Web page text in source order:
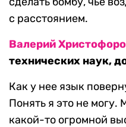
с расстоянием.
Валерий
технических наук,
Как у нее язык
Понять я это не могу.
какой-то огромной